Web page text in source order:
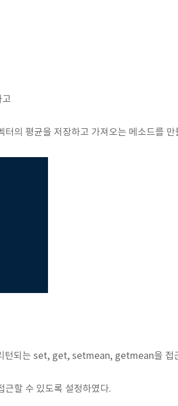
터의 평균을 저장하고 가져오는 메소드를
턴되는 set, get, setmean, getmean을 접
할 수 있도록 설정하였다.